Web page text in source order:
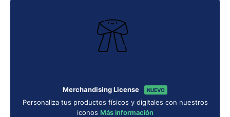
Merchandising License NUEVO
Personaliza tus productos físicos y digitales con nuestros
iconos Más información